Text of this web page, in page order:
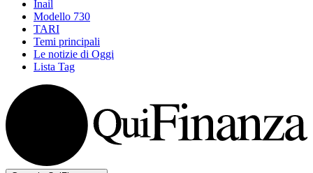
Inail
Modello 730
TARI
Temi principali
Le notizie di Oggi
Lista Tag